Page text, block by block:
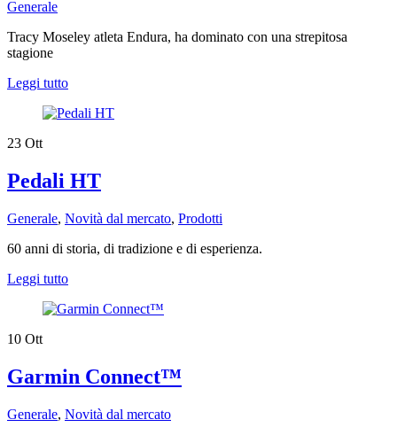
Generale
Tracy Moseley atleta Endura, ha dominato con una strepitosa
stagione
Leggi tutto
23 Ott
Pedali HT
Generale, Novità dal mercato, Prodotti
​60 anni di storia, di tradizione e di esperienza.
Leggi tutto
10 Ott
​Garmin Connect™
Generale, Novità dal mercato